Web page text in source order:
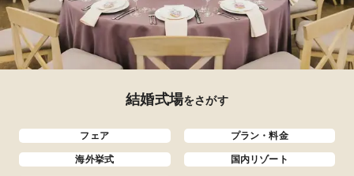
結婚式場をさがす
フェア
プラン・料金
海外挙式
国内リゾート